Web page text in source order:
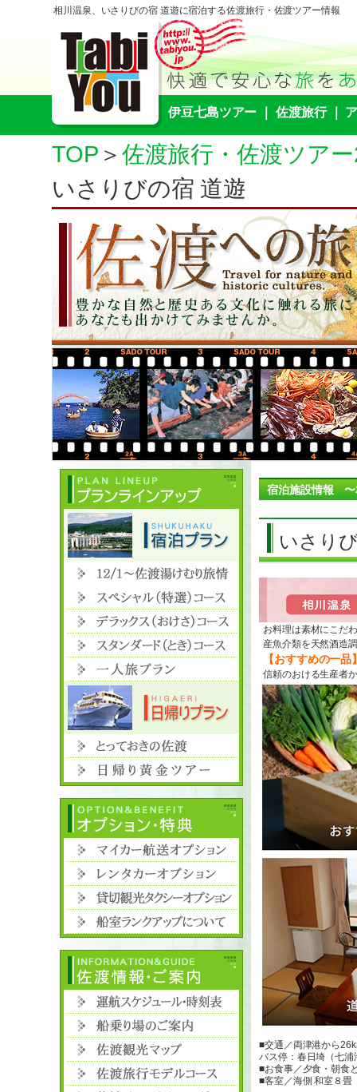
相川温泉、いさりびの宿 道遊に宿泊する佐渡旅行・佐渡ツアー情報
伊豆七島ツアー ｜佐渡旅行｜
TOP ＞ 佐渡旅行・佐渡ツア
いさりびの宿 道遊
宿泊施設情報 〜
いさり
お料理は素材にこだ
産魚介類を天然酒造
【おすすめの一品
信頼のおける生産者
■交通／両津港から
バス停：春日埼（七
■お食事／夕食・朝食
■客室／海側 和室８畳